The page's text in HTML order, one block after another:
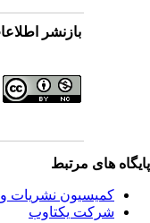
بازنشر
های مرتبط
کمیسیون نشریات
شرکت یکتاوب